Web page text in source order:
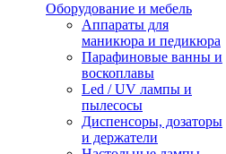
Оборудование и мебель
Аппараты для
маникюра и педикюра
Парафиновые ванны и
воскоплавы
Led / UV лампы и
пылесосы
Диспенсоры, дозаторы
и держатели